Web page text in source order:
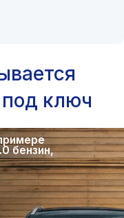
под ключ
бензин,